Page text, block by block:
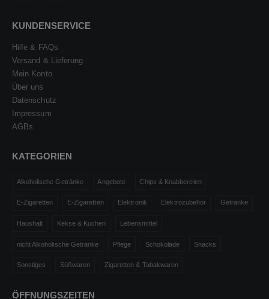
KUNDENSERVICE
Hilfe & FAQs
Versand & Lieferung
Mein Konto
Über uns
Datenschutz
Impressum
AGBs
KATEGORIEN
Alkoholische Getränke Angebote Chips & Knabbereien
E-Zigaretten E-Zigaretten Elektronik Elektrozubehör Getränke
Haushalt Kekse & Kuchen Lebensmittel
nicht Alkoholische Getränke Pflege Schokolade Snacks
Sonstiges Süßwaren Zigaretten & Tabakwaren
ÖFFNUNGSZEITEN